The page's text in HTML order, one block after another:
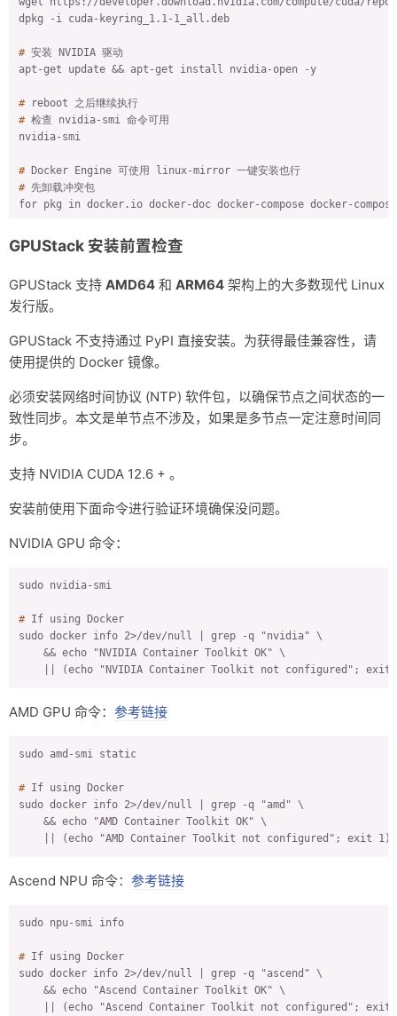
# 安装 NVIDIA 驱动
# reboot 之后继续执行
# 检查 nvidia-smi 命令可用
# Docker Engine 可使用 linux-mirror 一键安装也行
# 先卸载冲突包
# 设置 Docker 的 apt 仓库
apt-get update && apt-get install ca-certificates curl
curl -fsSL https://download.docker.com/linux/ubuntu/gpg -o /
chmod a+r /etc/apt/keyrings/docker.asc
  $
(. /etc/os-release &&
# 安装 Docker
# 检查 docker
curl -fsSL https://nvidia.github.io/libnvidia-container/
sed 's#deb https://#deb [signed-by=/usr/share/keyrings/
# 安装 NVIDIA Container Toolkit
# 使用 nvidia-ctk 命令配置容器运行时
# 运行一个示例的 CUDA 容器来验证安装
GPUStack 安装前置检查
GPUStack 支持 AMD64 和 ARM64 架构上的大多数现代 Linux
发行版。
GPUStack 不支持通过 PyPI 直接安装。为获得最佳兼容性，请
使用提供的 Docker 镜像。
必须安装网络时间协议 (NTP) 软件包，以确保节点之间状态的一
致性同步。本文是单节点不涉及，如果是多节点一定注意时间同
步。
支持 NVIDIA CUDA 12.6 + 。
安装前使用下面命令进行验证环境确保没问题。
NVIDIA GPU 命令：
# If using Docker
sudo docker info 2>/dev/null | grep -q "nvidia" \
    && echo "NVIDIA Container Toolkit OK" \
|| (echo "NVIDIA Container Toolkit not configured"; exit
AMD GPU 命令： 参考链接
# If using Docker
sudo docker info 2>/dev/null | grep -q "amd" \
    && echo "AMD Container Toolkit OK" \
    || (echo "AMD Container Toolkit not configured"; exit 1)
Ascend NPU 命令： 参考链接
# If using Docker
sudo docker info 2>/dev/null | grep -q "ascend" \
    && echo "Ascend Container Toolkit OK" \
|| (echo "Ascend Container Toolkit not configured"; exit